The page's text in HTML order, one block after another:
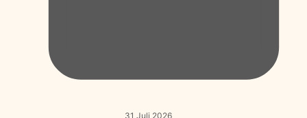
31 Juli 2026